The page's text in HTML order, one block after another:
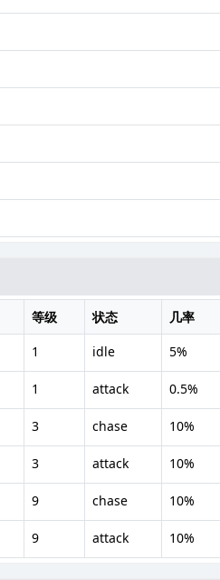
等级 状态 几率
1 idle 5%
1 attack 0.5%
3 chase 10%
3 attack 10%
9 chase 10%
9 attack 10%